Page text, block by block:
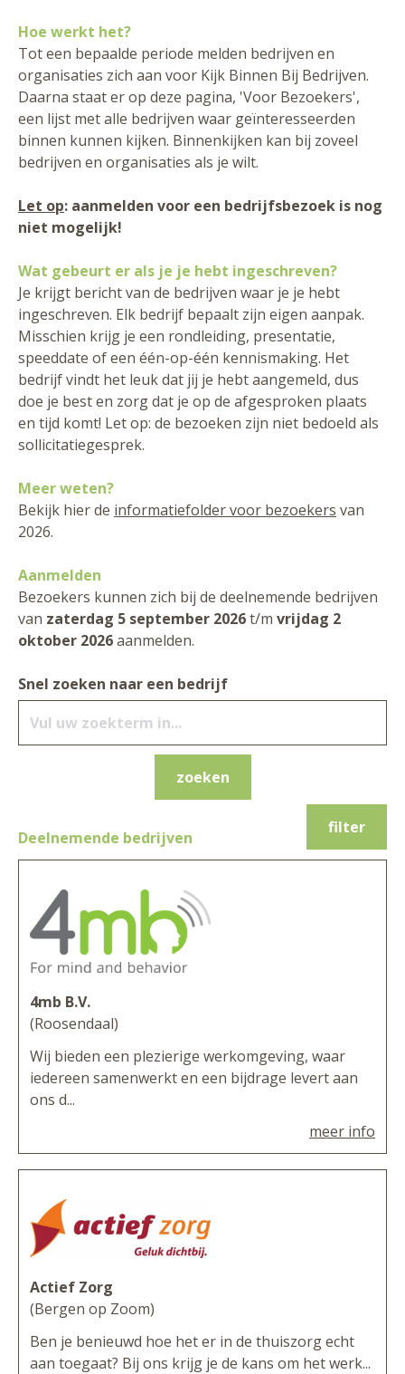
Hoe werkt het?
Tot een bepaalde periode melden bedrijven en
organisaties zich aan voor Kijk Binnen Bij Bedrijven.
Daarna staat er op deze pagina, 'Voor Bezoekers',
een lijst met alle bedrijven waar geïnteresseerden
binnen kunnen kijken. Binnenkijken kan bij zoveel
bedrijven en organisaties als je wilt.
Let op: aanmelden voor een bedrijfsbezoek is nog
niet mogelijk!
Wat gebeurt er als je je hebt ingeschreven?
Je krijgt bericht van de bedrijven waar je je hebt
ingeschreven. Elk bedrijf bepaalt zijn eigen aanpak.
Misschien krijg je een rondleiding, presentatie,
speeddate of een één-op-één kennismaking. Het
bedrijf vindt het leuk dat jij je hebt aangemeld, dus
doe je best en zorg dat je op de afgesproken plaats
en tijd komt! Let op: de bezoeken zijn niet bedoeld als
sollicitatiegesprek.
Meer weten?
Bekijk hier de informatiefolder voor bezoekers van
2026.
Aanmelden
Bezoekers kunnen zich bij de deelnemende bedrijven
van zaterdag 5 september 2026t/m vrijdag 2
oktober 2026aanmelden.
Snel zoeken naar een bedrijf
Deelnemende bedrijven
filter
4mb B.V.
(Roosendaal)
Wij bieden een plezierige werkomgeving, waar
iedereen samenwerkt en een bijdrage levert aan
ons d...
meer info
Actief Zorg
(Bergen op Zoom)
Ben je benieuwd hoe het er in de thuiszorg echt
aan toegaat? Bij ons krijg je de kans om het werk...